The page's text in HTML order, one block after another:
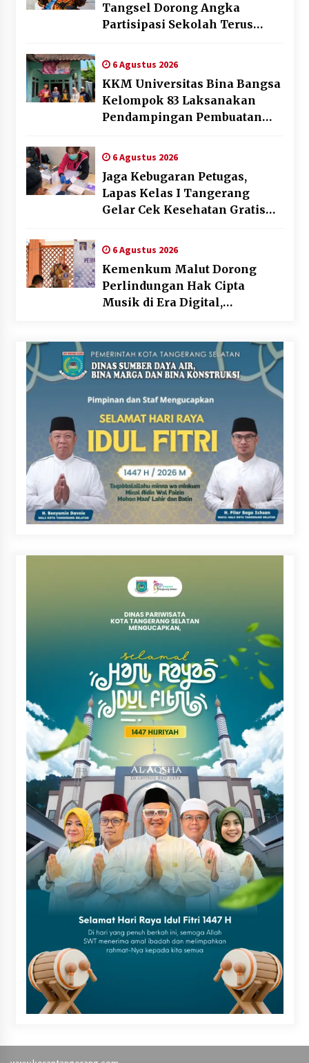
Tangsel Dorong Angka
Partisipasi Sekolah Terus
6 Agustus 2026
KKM Universitas Bina Bangsa
Kelompok 83 Laksanakan
Pendampingan Pembuatan
Memperkuat Pemasaran
UMKM di Desa Cempaka
6 Agustus 2026
Jaga Kebugaran Petugas,
Lapas Kelas I Tangerang
Gelar Cek Kesehatan Gratis
6 Agustus 2026
Kemenkum Malut Dorong
Perlindungan Hak Cipta
Musik di Era Digital,